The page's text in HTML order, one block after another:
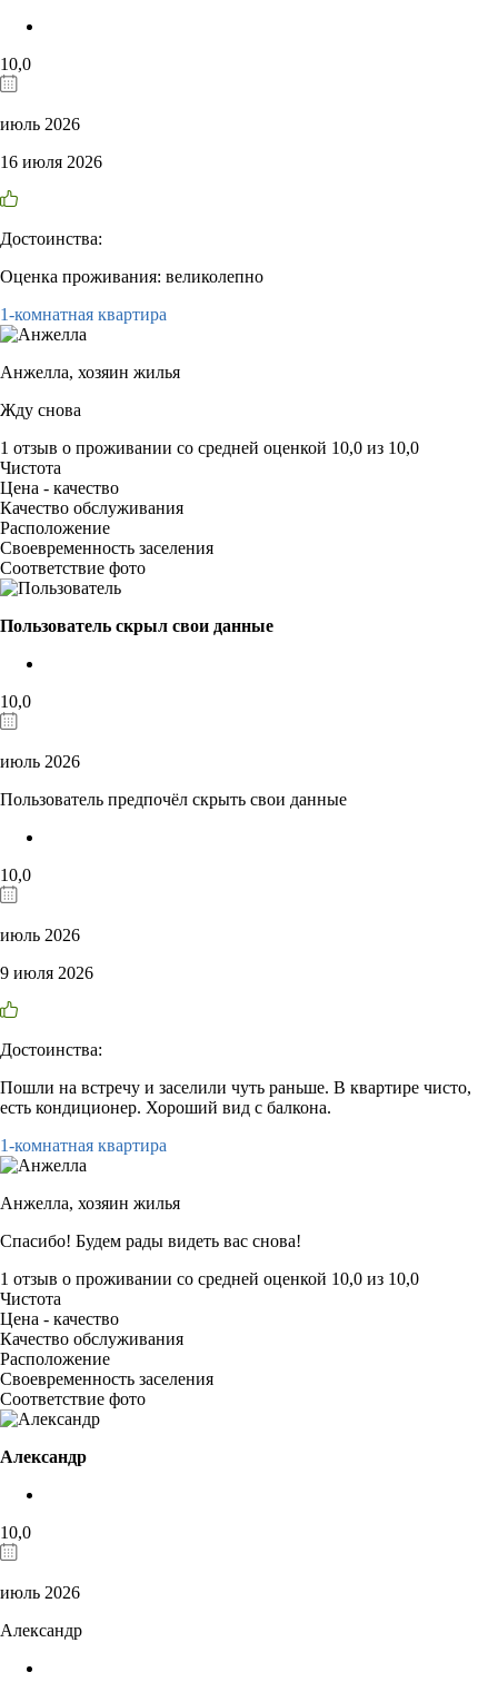
10,0
июль 2026
16 июля 2026
Достоинства:
Оценка проживания: великолепно
1-комнатная квартира
Анжелла, хозяин жилья
Жду снова
1 отзыв о проживании со средней оценкой 10,0 из 10,0
Чистота
Цена - качество
Качество обслуживания
Расположение
Своевременность заселения
Соответствие фото
Пользователь скрыл свои данные
10,0
июль 2026
Пользователь предпочёл скрыть свои данные
10,0
июль 2026
9 июля 2026
Достоинства:
Пошли на встречу и заселили чуть раньше. В квартире чисто,
есть кондиционер. Хороший вид с балкона.
1-комнатная квартира
Анжелла, хозяин жилья
Спасибо! Будем рады видеть вас снова!
1 отзыв о проживании со средней оценкой 10,0 из 10,0
Чистота
Цена - качество
Качество обслуживания
Расположение
Своевременность заселения
Соответствие фото
Александр
10,0
июль 2026
Александр